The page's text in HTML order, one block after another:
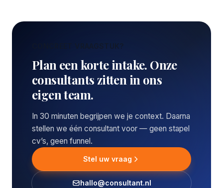
CONCREET VRAAGSTUK?
Plan een korte intake. Onze
consultants zitten in ons
eigen team.
In 30 minuten begrijpen we je context. Daarna
stellen we één consultant voor — geen stapel
cv’s, geen funnel.
Stel uw vraag
hallo@consultant.nl